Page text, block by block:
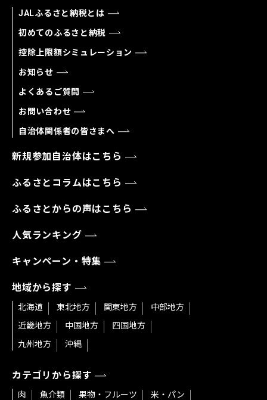
JALふるさと納税とは
初めてのふるさと納税
控除上限額シミュレーション
お知らせ
よくあるご質問
お問い合わせ
自治体関係者の皆さまへ
新規参加自治体はこちら
ふるさとコラムはこちら
ふるさとからの声はこちら
人気ランキング
キャンペーン・特集
地域から探す
北海道 東北地方 関東地方
中部地方
近畿地方
中国地方
四国地方
九州地方
沖縄
カテゴリから探す
肉 魚介類 果物・フルーツ
米・パン